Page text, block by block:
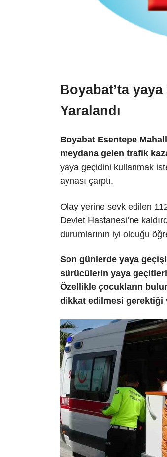
Boyabat’ta
Yaralandı
Boyabat Esentepe
meydana gelen trafik
yaya geçidini kullanmak
aynası çarptı.
Olay yerine sevk edilen
Devlet Hastanesi’ne
durumlarının iyi olduğu
Son günlerde yaya
sürücülerin yaya
Özellikle çocukların
dikkat edilmesi gerektiği